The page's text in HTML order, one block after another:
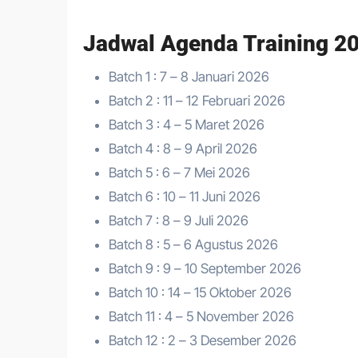
Jadwal Agenda Training
Batch 1 : 7 – 8 Januari 2026
Batch 2 : 11 – 12 Februari 2026
Batch 3 : 4 – 5 Maret 2026
Batch 4 : 8 – 9 April 2026
Batch 5 : 6 – 7 Mei 2026
Batch 6 : 10 – 11 Juni 2026
Batch 7 : 8 – 9 Juli 2026
Batch 8 : 5 – 6 Agustus 2026
Batch 9 : 9 – 10 September 2026
Batch 10 : 14 – 15 Oktober 2026
Batch 11 : 4 – 5 November 2026
Batch 12 : 2 – 3 Desember 2026